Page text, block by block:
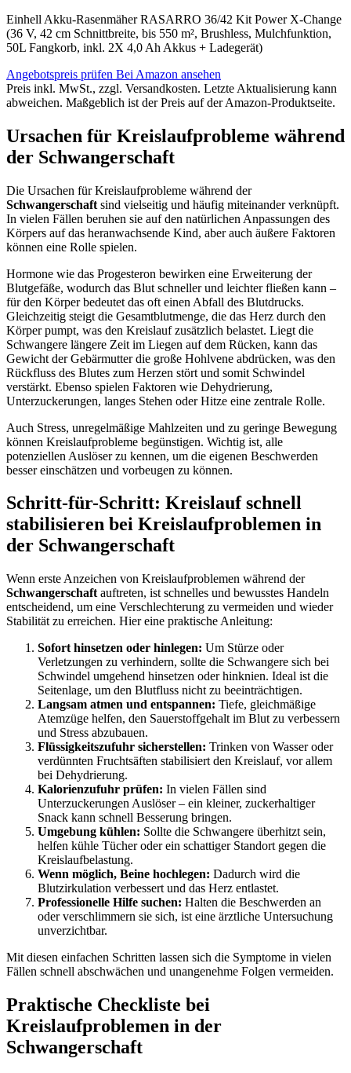
Einhell Akku-Rasenmäher RASARRO 36/42 Kit Power X-Change
(36 V, 42 cm Schnittbreite, bis 550 m², Brushless, Mulchfunktion,
50L Fangkorb, inkl. 2X 4,0 Ah Akkus + Ladegerät)
Angebotspreis prüfen Bei Amazon ansehen
Preis inkl. MwSt., zzgl. Versandkosten. Letzte Aktualisierung kann
abweichen. Maßgeblich ist der Preis auf der Amazon-Produktseite.
Ursachen für Kreislaufprobleme während
der Schwangerschaft
Die Ursachen für Kreislaufprobleme während der
Schwangerschaft sind vielseitig und häufig miteinander verknüpft.
In vielen Fällen beruhen sie auf den natürlichen Anpassungen des
Körpers auf das heranwachsende Kind, aber auch äußere Faktoren
können eine Rolle spielen.
Hormone wie das Progesteron bewirken eine Erweiterung der
Blutgefäße, wodurch das Blut schneller und leichter fließen kann –
für den Körper bedeutet das oft einen Abfall des Blutdrucks.
Gleichzeitig steigt die Gesamtblutmenge, die das Herz durch den
Körper pumpt, was den Kreislauf zusätzlich belastet. Liegt die
Schwangere längere Zeit im Liegen auf dem Rücken, kann das
Gewicht der Gebärmutter die große Hohlvene abdrücken, was den
Rückfluss des Blutes zum Herzen stört und somit Schwindel
verstärkt. Ebenso spielen Faktoren wie Dehydrierung,
Unterzuckerungen, langes Stehen oder Hitze eine zentrale Rolle.
Auch Stress, unregelmäßige Mahlzeiten und zu geringe Bewegung
können Kreislaufprobleme begünstigen. Wichtig ist, alle
potenziellen Auslöser zu kennen, um die eigenen Beschwerden
besser einschätzen und vorbeugen zu können.
Schritt-für-Schritt: Kreislauf schnell
stabilisieren bei Kreislaufproblemen in
der Schwangerschaft
Wenn erste Anzeichen von Kreislaufproblemen während der
Schwangerschaft auftreten, ist schnelles und bewusstes Handeln
entscheidend, um eine Verschlechterung zu vermeiden und wieder
Stabilität zu erreichen. Hier eine praktische Anleitung:
Sofort hinsetzen oder hinlegen: Um Stürze oder
Verletzungen zu verhindern, sollte die Schwangere sich bei
Schwindel umgehend hinsetzen oder hinknien. Ideal ist die
Seitenlage, um den Blutfluss nicht zu beeinträchtigen.
Langsam atmen und entspannen: Tiefe, gleichmäßige
Atemzüge helfen, den Sauerstoffgehalt im Blut zu verbessern
und Stress abzubauen.
Flüssigkeitszufuhr sicherstellen: Trinken von Wasser oder
verdünnten Fruchtsäften stabilisiert den Kreislauf, vor allem
bei Dehydrierung.
Kalorienzufuhr prüfen: In vielen Fällen sind
Unterzuckerungen Auslöser – ein kleiner, zuckerhaltiger
Snack kann schnell Besserung bringen.
Umgebung kühlen: Sollte die Schwangere überhitzt sein,
helfen kühle Tücher oder ein schattiger Standort gegen die
Kreislaufbelastung.
Wenn möglich, Beine hochlegen: Dadurch wird die
Blutzirkulation verbessert und das Herz entlastet.
Professionelle Hilfe suchen: Halten die Beschwerden an
oder verschlimmern sie sich, ist eine ärztliche Untersuchung
unverzichtbar.
Mit diesen einfachen Schritten lassen sich die Symptome in vielen
Fällen schnell abschwächen und unangenehme Folgen vermeiden.
Praktische Checkliste bei
Kreislaufproblemen in der
Schwangerschaft